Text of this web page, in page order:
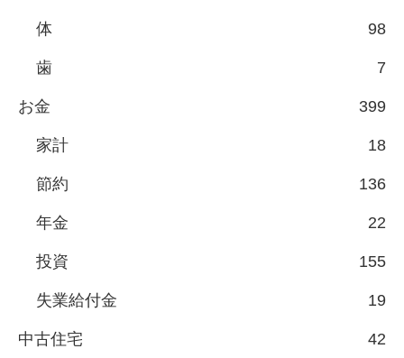
体 98
歯 7
お金 399
家計 18
節約 136
年金 22
投資 155
失業給付金 19
中古住宅 42